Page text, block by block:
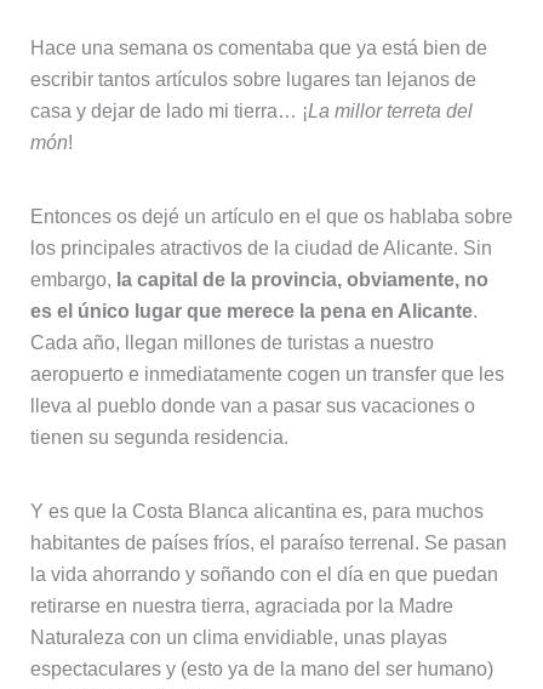
Hace una semana os comentaba que ya está bien de
escribir tantos artículos sobre lugares tan lejanos de
casa y dejar de lado mi tierra… ¡La millor terreta del
món!
Entonces os dejé un artículo en el que os hablaba sobre
los principales atractivos de la ciudad de Alicante. Sin
embargo, la capital de la provincia, obviamente, no
es el único lugar que merece la pena en Alicante.
Cada año, llegan millones de turistas a nuestro
aeropuerto e inmediatamente cogen un transfer que les
lleva al pueblo donde van a pasar sus vacaciones o
tienen su segunda residencia.
Y es que la Costa Blanca alicantina es, para muchos
habitantes de países fríos, el paraíso terrenal. Se pasan
la vida ahorrando y soñando con el día en que puedan
retirarse en nuestra tierra, agraciada por la Madre
Naturaleza con un clima envidiable, unas playas
espectaculares y (esto ya de la mano del ser humano)